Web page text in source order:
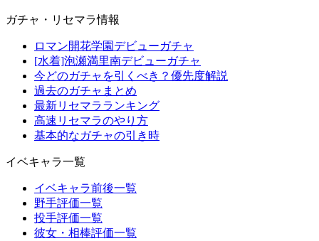
ガチャ・リセマラ情報
ロマン開花学園デビューガチャ
[水着]泡瀬満里南デビューガチャ
今どのガチャを引くべき？優先度解説
過去のガチャまとめ
最新リセマラランキング
高速リセマラのやり方
基本的なガチャの引き時
イベキャラ一覧
イベキャラ前後一覧
野手評価一覧
投手評価一覧
彼女・相棒評価一覧